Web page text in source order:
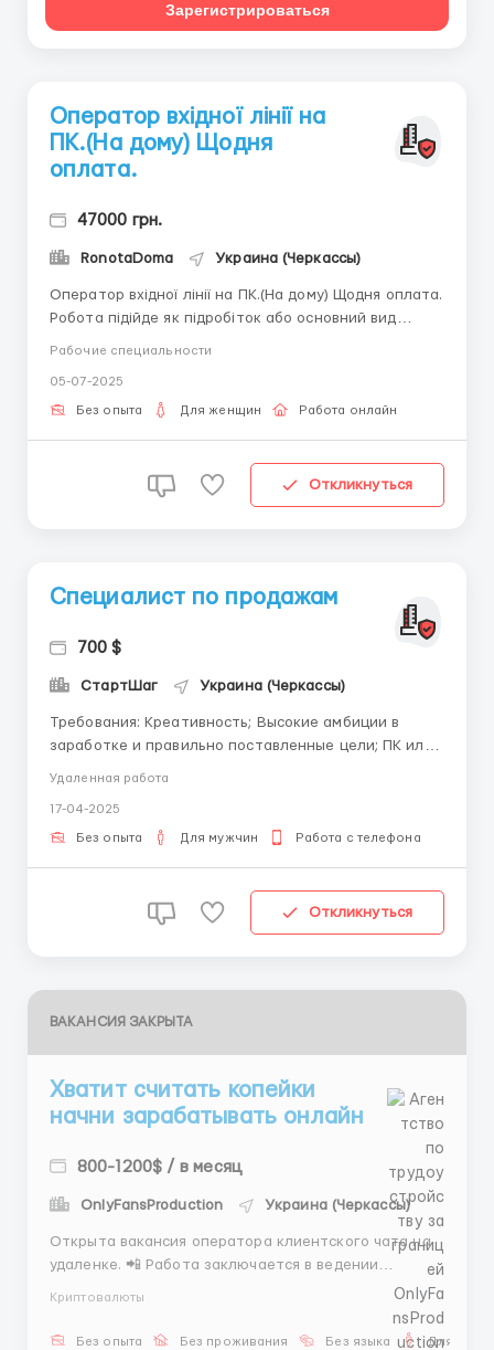
Зарегистрироваться
Оператор вхідної лінії на
ПК.(На дому) Щодня
оплата.
47000 грн.
RonotaDoma Украина (Черкассы)
Оператор вхідної лінії на ПК.(На дому) Щодня оплата.
Робота підійде як підробіток або основний вид
зайнятості. Дівчина 18-45 років Обов'язки: робота у
ПК, хороший інтернет, грамотність,
відповідальність, цілеспрям...
Рабочие специальности
05-07-2025
Без опыта Для женщин Работа онлайн
Откликнуться
Специалист по продажам
700 $
СтартШаг Украина (Черкассы)
Требования: Креативность; Высокие амбиции в
заработке и правильно поставленные цели; ПК или
ноутбук для работы и Интернет (планшеты и
Организованность. Условия работы: Работаем
удалённо Есть возможность выбора графика работы.
Удаленная работа
17-04-2025
Без опыта Для мужчин Работа с телефона
Откликнуться
ВАКАНСИЯ ЗАКРЫТА
Хватит считать копейки
начни зарабатывать онлайн
800-1200$ / в месяц
OnlyFansProduction Украина (Черкассы)
Открыта вакансия оператора клиентского чата на
удаленке. 📲 Работа заключается в ведении
согласовании времени/локаций. Оклад плюс 5%
бонусов позволяют легко выйти на хороший доход с
Криптовалюты
Без опыта Без проживания Без языка Для